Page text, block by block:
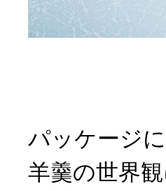
パッケージ
羊羹の世界